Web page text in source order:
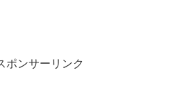
ポンサーリンク